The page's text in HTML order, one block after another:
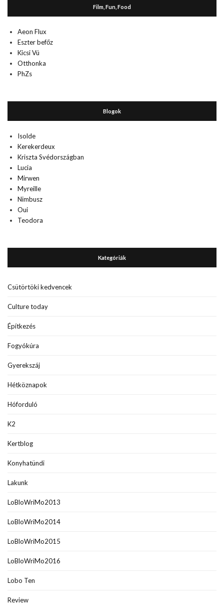
Film, Fun, Food
Aeon Flux
Eszter befőz
Kicsi Vú
Otthonka
PhZs
Blogok
Isolde
Kerekerdeux
Kriszta Svédországban
Lucia
Mirwen
Myreille
Nimbusz
Oui
Teodora
Kategóriák
Csütörtöki kedvencek
Culture today
Építkezés
Fogyókúra
Gyerekszáj
Hétköznapok
Hóforduló
K2
Kertblog
Konyhatündi
Lakunk
LoBloWriMo2013
LoBloWriMo2014
LoBloWriMo2015
LoBloWriMo2016
Lobo Ten
Review